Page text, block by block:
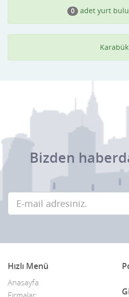
Kız Pansiyonları
0 adet yurt
Karabük
Bizden
Hızlı Menü
Anasayfa